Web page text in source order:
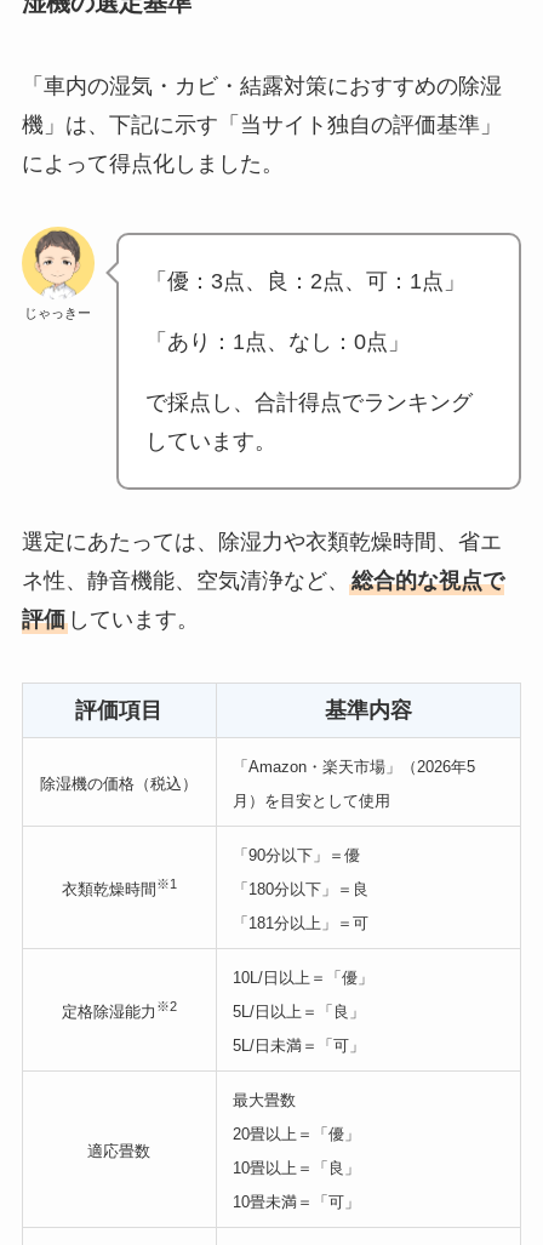
「車内の湿気・カビ・結露対策におすすめの除湿
機」は、下記に示す「当サイト独自の評価基準」
によって得点化しました。
じゃっきー
「優：3点、良：2点、可：1点」
「あり：1点、なし：0点」
で採点し、合計得点でランキング
しています。
選定にあたっては、除湿力や衣類乾燥時間、省エ
ネ性、静音機能、空気清浄など、 総合的な視点で
評価しています。
評価項目 基準内容
除湿機の価格（税込）
「Amazon・楽天市場」（2026年5
月）を目安として使用
衣類乾燥時間 ※1
「90分以下」＝優
「180分以下」＝良
「181分以上」＝可
定格除湿能力 ※2
10L/日以上＝「優」
5L/日以上＝「良」
5L/日未満＝「可」
適応畳数
最大畳数
20畳以上＝「優」
10畳以上＝「良」
10畳未満＝「可」